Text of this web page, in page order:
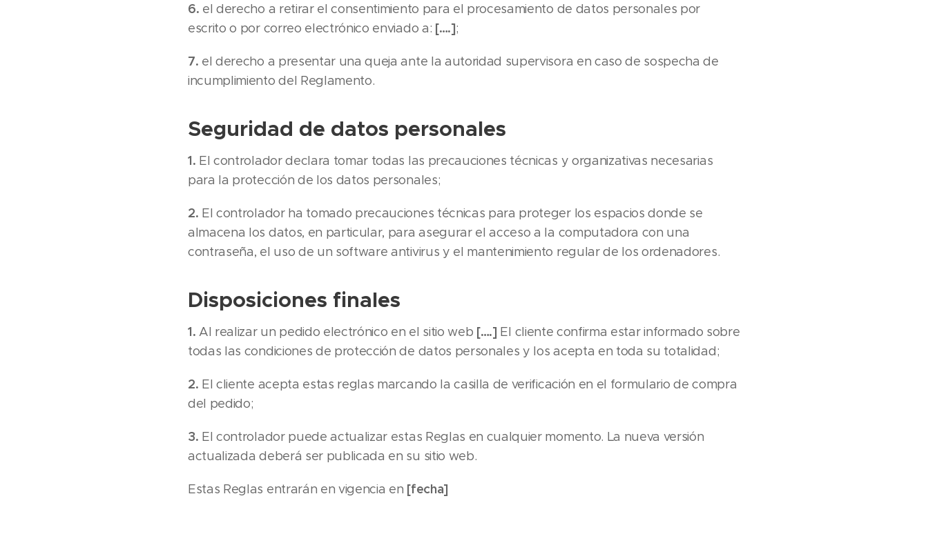
6. el derecho a retirar el consentimiento para el procesamiento de datos personales por
escrito o por correo electrónico enviado a: [….];
7. el derecho a presentar una queja ante la autoridad supervisora en caso de sospecha de
incumplimiento del Reglamento.
Seguridad de datos personales
1. El controlador declara tomar todas las precauciones técnicas y organizativas necesarias
para la protección de los datos personales;
2. El controlador ha tomado precauciones técnicas para proteger los espacios donde se
almacena los datos, en particular, para asegurar el acceso a la computadora con una
contraseña, el uso de un software antivirus y el mantenimiento regular de los ordenadores.
Disposiciones finales
1. Al realizar un pedido electrónico en el sitio web [….]El cliente confirma estar informado sobre
todas las condiciones de protección de datos personales y los acepta en toda su totalidad;
2. El cliente acepta estas reglas marcando la casilla de verificación en el formulario de compra
del pedido;
3. El controlador puede actualizar estas Reglas en cualquier momento. La nueva versión
actualizada deberá ser publicada en su sitio web.
Estas Reglas entrarán en vigencia en [fecha]